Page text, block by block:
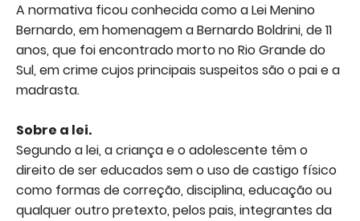
A normativa ficou conhecida como a Lei Menino
Bernardo, em homenagem a Bernardo Boldrini, de 11
anos, que foi encontrado morto no Rio Grande do
Sul, em crime cujos principais suspeitos são o pai e a
madrasta.
Sobre a lei.
Segundo a lei, a criança e o adolescente têm o
direito de ser educados sem o uso de castigo físico
como formas de correção, disciplina, educação ou
qualquer outro pretexto, pelos pais, integrantes da